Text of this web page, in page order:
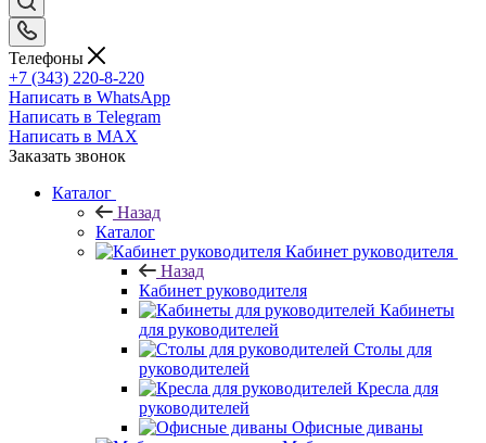
Телефоны
+7 (343) 220-8-220
Написать в WhatsApp
Написать в Telegram
Написать в MAX
Заказать звонок
Каталог
Назад
Каталог
Кабинет руководителя
Назад
Кабинет руководителя
Кабинеты
для руководителей
Столы для
руководителей
Кресла для
руководителей
Офисные диваны